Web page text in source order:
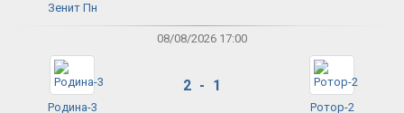
Зенит Пн
08/08/2026 17:00
Родина-3
2 - 1
Ротор-2